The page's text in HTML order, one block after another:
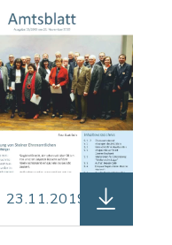
20-2019-
23.11.2019